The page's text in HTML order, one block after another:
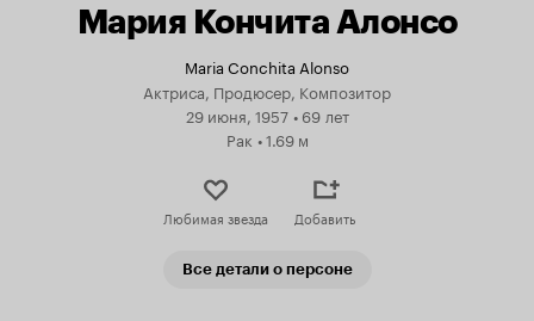
Мария Кончита Алонсо
Maria Conchita Alonso
Актриса, Продюсер, Композитор
29 июня, 1957 • 69 лет
Рак •1.69 м
Любимая звезда Добавить
Все детали о персоне